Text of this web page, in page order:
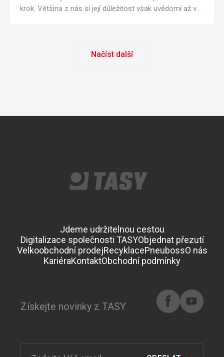
krok. Většina z nás si její důležitost však uvědomí až ve
Načíst další
Jdeme udržitelnou cestou
Digitalizace společnosti TASYObjednat přezutí
Velkoobchodní prodejRecyklacePneubossO nás
KariéraKontaktObchodní podmínky
Získejte novinky z TASY